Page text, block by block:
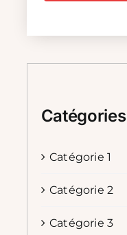
Catégories
Catégorie 1
Catégorie 2
Catégorie 3